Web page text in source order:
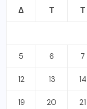
Δ Τ Τ
5 6 7
12 13 14
19 20 21